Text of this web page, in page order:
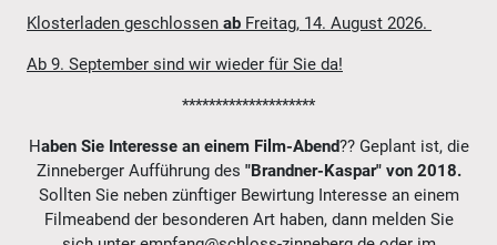
Klosterladen geschlossen ab Freitag, 14. August 2026.
Ab 9. September sind wir wieder für Sie da!
********************
Haben Sie Interesse an einem Film-Abend?? Geplant ist, die
Zinneberger Aufführung des "Brandner-Kaspar" von 2018.
Sollten Sie neben zünftiger Bewirtung Interesse an einem
Filmeabend der besonderen Art haben, dann melden Sie